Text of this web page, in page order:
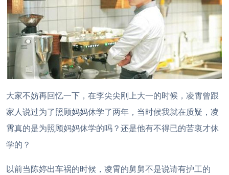
大家不妨再回忆一下，在李尖尖刚上大一的时候，凌霄曾跟
家人说过为了照顾妈妈休学了两年，当时候我就在质疑，凌
霄真的是为照顾妈妈休学的吗？还是他有不得已的苦衷才休
学的？
以前当陈婷出车祸的时候，凌霄的舅舅不是说请有护工的